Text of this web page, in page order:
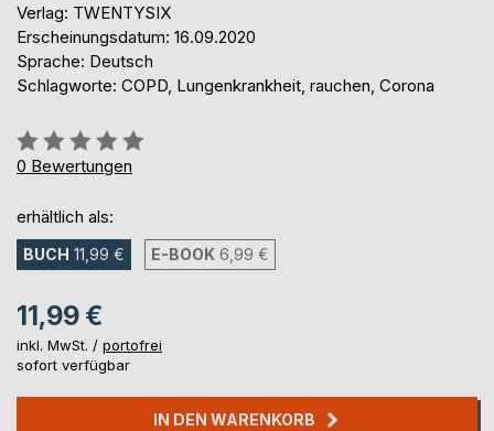
Verlag: TWENTYSIX
Erscheinungsdatum: 16.09.2020
Sprache: Deutsch
Schlagworte: COPD, Lungenkrankheit, rauchen, Corona
Bewertung::
0%
0 Bewertungen
erhältlich als:
BUCH 11,99 € E-BOOK 6,99 €
11,99 €
inkl. MwSt. / portofrei
sofort verfügbar
IN DEN WARENKORB